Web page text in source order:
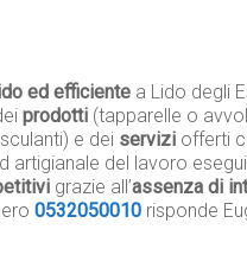
ed efficiente a Lido degli
prodotti (tapparelle o
e dei servizi offerti
artigianale del lavoro
grazie all’assenza di
0532050010 risponde